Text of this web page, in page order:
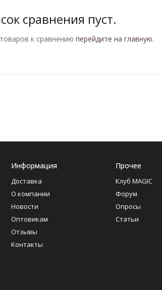
сравнения пуст.
к сравнению перейдите на главную.
Информация
Доставка
О компании
Новости
Оптовикам
Отзывы
Контакты
Прочее
Клуб MAGIC
Форум
Опросы
Статьи